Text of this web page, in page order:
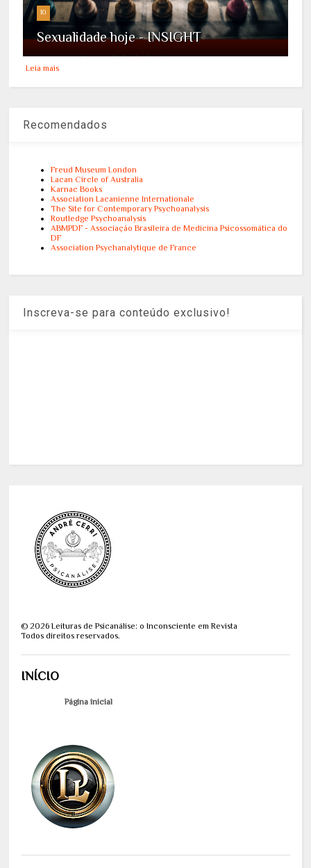
10
Sexualidade hoje - INSIGHT
Leia mais
Recomendados
Freud Museum London
Lacan Circle of Australia
Karnac Books
Association Lacanienne Internationale
The Site for Contemporary Psychoanalysis
Routledge Psychoanalysis
ABMPDF - Associação Brasileira de Medicina Psicossomática do
DF
Association Psychanalytique de France
Inscreva-se para conteúdo exclusivo!
© 2026 Leituras de Psicanálise: o Inconsciente em Revista
Todos direitos reservados.
INÍCIO
Página inicial